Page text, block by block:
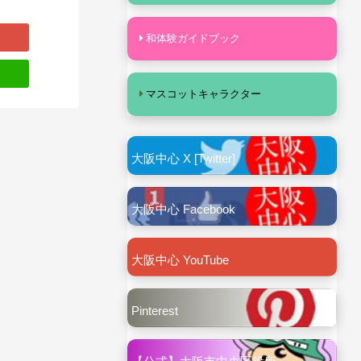
和体験ガイドブック
マスコットキャラクター
大阪中心 X [Twitter]
大阪中心 Facebook
大阪中心 YouTube
Pinterest